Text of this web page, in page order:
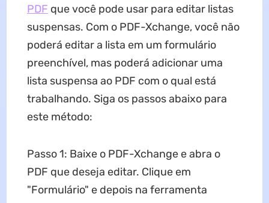
PDF que você pode usar para editar listas
suspensas. Com o PDF-Xchange, você não
poderá editar a lista em um formulário
preenchível, mas poderá adicionar uma
lista suspensa ao PDF com o qual está
trabalhando. Siga os passos abaixo para
este método:
Passo 1: Baixe o PDF-Xchange e abra o
PDF que deseja editar. Clique em
"Formulário" e depois na ferramenta